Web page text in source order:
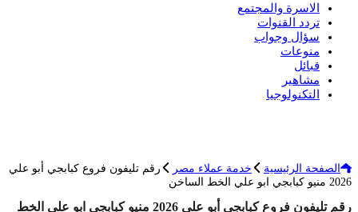
الاسرة والمجتمع
تردد القنوات
سؤال وجواب
منوعات
قبائل
مشاهير
التكنولوجيا
الصفحة الرئيسية خدمة عملاء مصر
رقم تليفون فروع كبابجي أبو علي
2026 منيو كبابجي ابو علي الخط الساخن
رقم تليفون فروع كبابجي أبو علي 2026 منيو كبابجي ابو علي الخط